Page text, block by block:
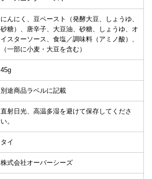
にんにく、豆ペースト（発酵大豆、しょうゆ、
砂糖）、唐辛子、大豆油、砂糖、しょうゆ、オ
イスターソース、食塩／調味料（アミノ酸）、
（一部に小麦・大豆を含む）
45g
別途商品ラベルに記載
直射日光、高温多湿を避けて保存してくださ
い。
タイ
株式会社オーバーシーズ